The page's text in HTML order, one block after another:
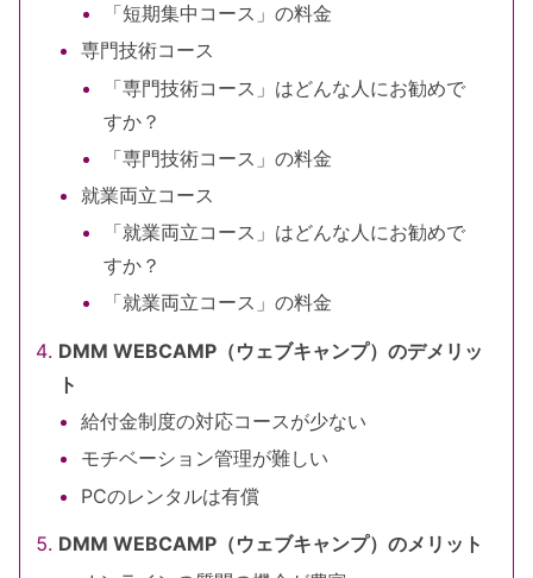
「短期集中コース」の料金
専門技術コース
「専門技術コース」はどんな人にお勧めで
すか？
「専門技術コース」の料金
就業両立コース
「就業両立コース」はどんな人にお勧めで
すか？
「就業両立コース」の料金
DMM WEBCAMP（ウェブキャンプ）のデメリッ
ト
給付金制度の対応コースが少ない
モチベーション管理が難しい
PCのレンタルは有償
DMM WEBCAMP（ウェブキャンプ）のメリット